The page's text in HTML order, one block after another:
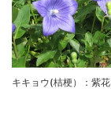
キキョウ(桔梗）：紫